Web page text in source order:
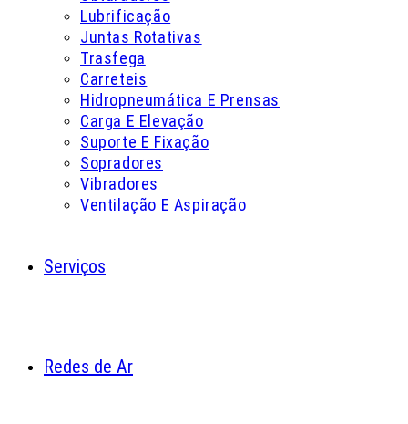
Lubrificação
Juntas Rotativas
Trasfega
Carreteis
Hidropneumática E Prensas
Carga E Elevação
Suporte E Fixação
Sopradores
Vibradores
Ventilação E Aspiração
Serviços
Redes de Ar